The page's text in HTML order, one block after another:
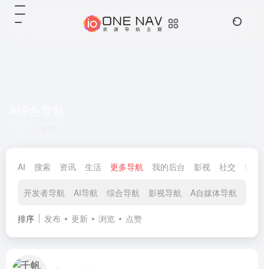
AI 搜索 资讯 生活 更多导航 我的后台 影视 社交 音乐
开发者导航 AI导航 综合导航 影视导航 A自媒体导航
排序 发布 更新 浏览 点赞